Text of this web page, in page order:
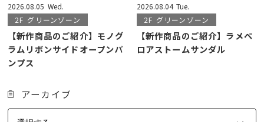
2026.08.05 Wed.
2F グリーンゾーン
【新作商品のご紹介】モノグ
ラムリボンサイドオープンパ
ンプス
2026.08.04 Tue.
2F グリーンゾーン
【新作商品のご紹介】ラメベ
ロアストームサンダル
アーカイブ